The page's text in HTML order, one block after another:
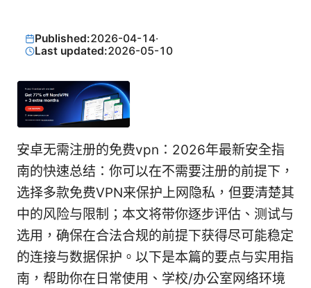
Published:2026-04-14·
Last updated:2026-05-10
安卓无需注册的免费vpn：2026年最新安全指
南的快速总结：你可以在不需要注册的前提下，
选择多款免费VPN来保护上网隐私，但要清楚其
中的风险与限制；本文将带你逐步评估、测试与
选用，确保在合法合规的前提下获得尽可能稳定
的连接与数据保护。以下是本篇的要点与实用指
南，帮助你在日常使用、学校/办公室网络环境